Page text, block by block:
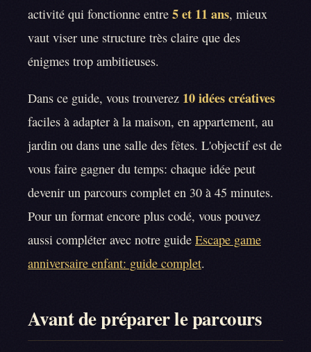
activité qui fonctionne entre 5 et 11 ans, mieux
vaut viser une structure très claire que des
énigmes trop ambitieuses.
Dans ce guide, vous trouverez 10 idées créatives
faciles à adapter à la maison, en appartement, au
jardin ou dans une salle des fêtes. L'objectif est de
vous faire gagner du temps: chaque idée peut
devenir un parcours complet en 30 à 45 minutes.
Pour un format encore plus codé, vous pouvez
aussi compléter avec notre guide Escape game
anniversaire enfant: guide complet.
Avant de préparer le parcours